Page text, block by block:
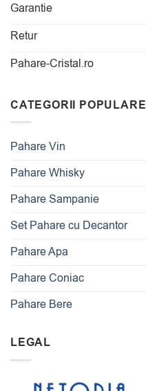
Garantie
Retur
Pahare-Cristal.ro
CATEGORII POPULARE
Pahare Vin
Pahare Whisky
Pahare Sampanie
Set Pahare cu Decantor
Pahare Apa
Pahare Coniac
Pahare Bere
LEGAL